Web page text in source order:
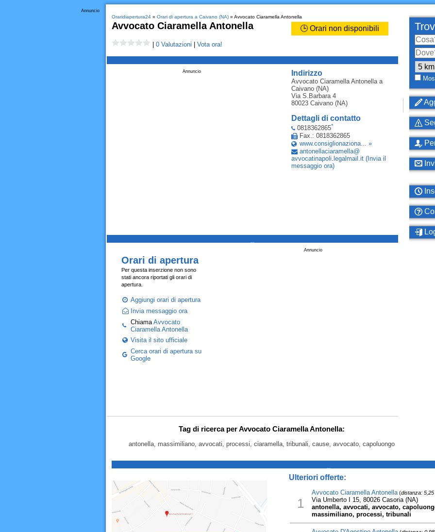
Annuncio
Oraridiapertura24» Orari di apertura a Caivano (NA)» Avvocato Ciaramella Antonella
Avvocato Ciaramella Antonella 🕒 Orari non disponibili
0 Valutazioni Vota ora!
Indirizzo
Avvocato Ciaramella Antonellaa
Caivano (NA)
Via S.Barbara 4
80023 Caivano (NA)
Dettagli di contatto
0818362865*
Fax.: 0818362865
www.consiglionaziona... »
antonellaciaramella@
avvocatinapoli. legalmail .it (Invia il
messaggio ora)
Annuncio
Annuncio
Orari di apertura
Per questa inserzione non sono
stati ancora riportati gli orari di
apertura.
Aggiungi orari di apertura
Invia messaggio ora
ChiamaAvvocato
Ciaramella Antonella
Visita il sito ufficiale
Cerca orari di apertura su
Google
Tag di ricerca per Avvocato Ciaramella Antonella:
antonella, massimiliano, avvocati, processi, ciaramella, tribunali, cause, avvocato, capoluongo
Ulteriori offerte:
1
Avvocato Ciaramella Antonella(distanza: 5,25
Via Umberto I 15, 80026 Casoria (NA)
antonella, avvocati, avvocato,
massimiliano, processi, tribunali